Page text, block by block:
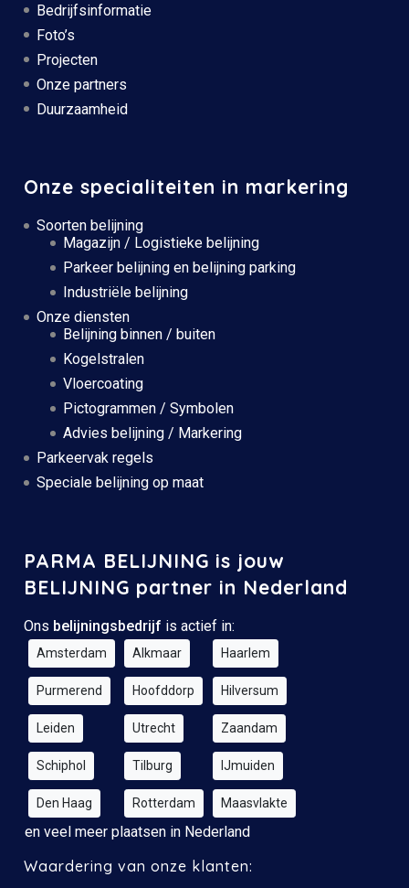
Bedrijfsinformatie
Foto’s
Projecten
Onze partners
Duurzaamheid
Onze specialiteiten in markering
Soorten belijning
Magazijn / Logistieke belijning
Parkeer belijning en belijning parking
Industriële belijning
Onze diensten
Belijning binnen / buiten
Kogelstralen
Vloercoating
Pictogrammen / Symbolen
Advies belijning / Markering
Parkeervak regels
Speciale belijning op maat
PARMA BELIJNING is jouw
BELIJNING partner in Nederland
Ons belijningsbedrijf is actief in:
Amsterdam Alkmaar Haarlem
Purmerend Hoofddorp Hilversum
Leiden Utrecht Zaandam
Schiphol Tilburg IJmuiden
Den Haag Rotterdam Maasvlakte
en veel meer plaatsen in Nederland
Waardering van onze klanten: